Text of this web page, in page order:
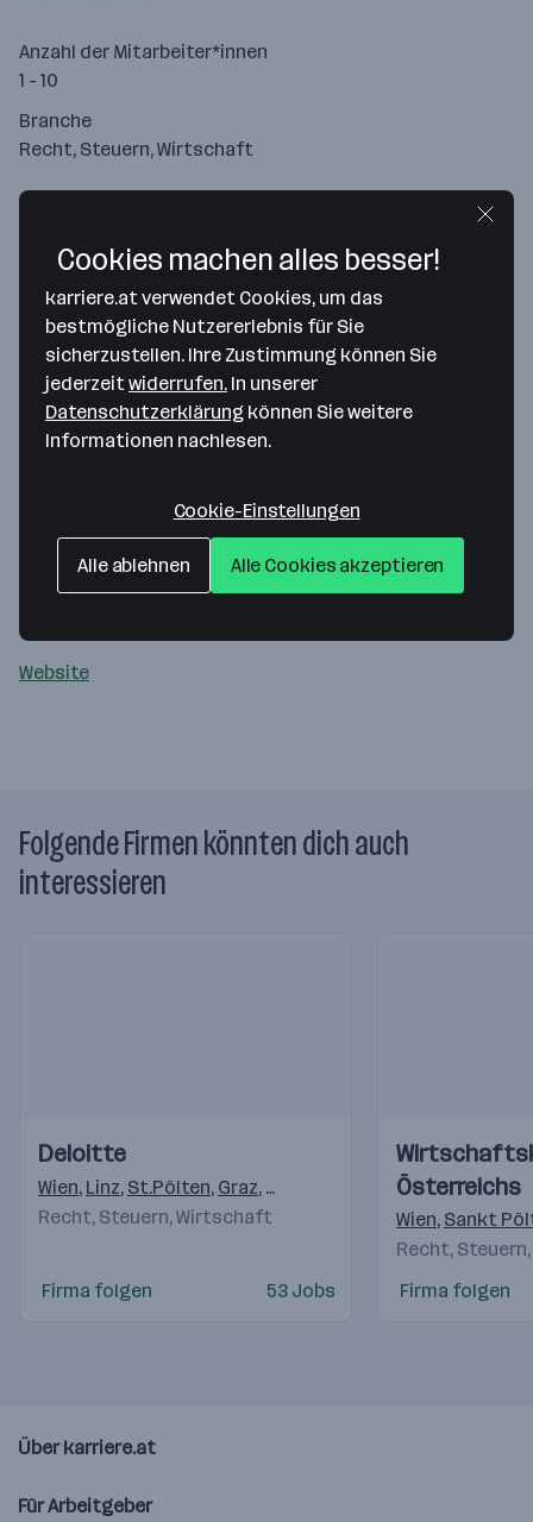
Anzahl der Mitarbeiter*innen
1 - 10
Branche
Recht, Steuern, Wirtschaft
PVZ Steuer & Unternehmensberatungs
GmbH
Mattigplatz 08-09
Website
Folgende Firmen könnten dich auch
interessieren
Videos
Einblicke
Einblicke
Deloitte
Wien, Linz, St.Pölten, Graz, Salzburg Innsbruck,Imst,
Recht, Steuern, Wirtschaft
Firma folgen 53 Jobs
Videos
Einblicke
Einblicke
Österreichs
Wien, Sankt
Recht,
Firma folgen
Über karriere.at
Für Arbeitgeber
Cookies machen alles besser!
karriere.at verwendet Cookies, um das
bestmögliche Nutzererlebnis für Sie
sicherzustellen. Ihre Zustimmung können Sie
jederzeitwiderrufen. In unserer
Datenschutzerklärung können Sie weitere
Informationen nachlesen.
Cookie-Einstellungen
Alle ablehnen Alle Cookies akzeptieren